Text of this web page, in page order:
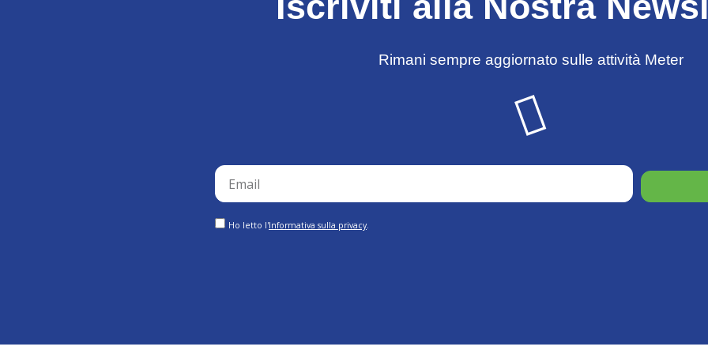
Rimani sempre aggiornato sulle attività Meter
email
GDPR
Ho letto l'Informativa sulla privacy.